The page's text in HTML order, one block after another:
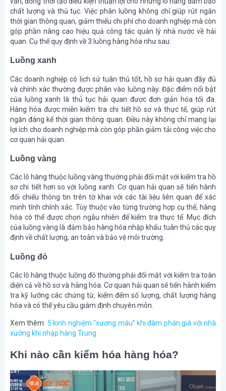
chất lượng và thủ tục. Việc phân luồng không chỉ giúp rút ngắn
thời gian thông quan, giảm thiểu chi phí cho doanh nghiệp mà còn
góp phần nâng cao hiệu quả công tác quản lý nhà nước về hải
quan. Cụ thể quy định về 3 luồng hàng hóa như sau:
Luồng xanh
Các doanh nghiệp có lịch sử tuân thủ tốt, hồ sơ hải quan đầy đủ
và chính xác thường được phân vào luồng này. Đặc điểm nổi bật
của luồng xanh là thủ tục hải quan được đơn giản hóa tối đa.
Hàng hóa được miễn kiểm tra chi tiết hồ sơ và thực tế, giúp rút
ngắn đáng kể thời gian thông quan. Điều này không chỉ mang lại
lợi ích cho doanh nghiệp mà còn góp phần giảm tải công việc cho
cơ quan hải quan.
Luồng vàng
Các lô hàng thuộc luồng vàng thường phải đối mặt với kiểm tra hồ
sơ chi tiết hơn so với luồng xanh. Cơ quan hải quan sẽ tiến hành
đối chiếu thông tin trên tờ khai với các tài liệu liên quan để xác
minh tính chính xác. Tùy thuộc vào từng trường hợp cụ thể, hàng
hóa có thể được chọn ngẫu nhiên để kiểm tra thực tế. Mục đích
của luồng vàng là đảm bảo hàng hóa nhập khẩu tuân thủ các quy
định về chất lượng, an toàn và bảo vệ môi trường.
Luồng đỏ
Các lô hàng thuộc luồng đỏ thường phải đối mặt với kiểm tra toàn
diện cả về hồ sơ và hàng hóa. Cơ quan hải quan sẽ tiến hành kiểm
tra kỹ lưỡng các chứng từ, kiểm đếm số lượng, chất lượng hàng
hóa và có thể yêu cầu giám định chuyên môn.
Xem thêm: 5 kinh nghiệm “xương máu” khi đàm phán giá với nhà
xưởng khi nhập hàng Trung
Khi nào cần kiểm hóa hàng hóa?